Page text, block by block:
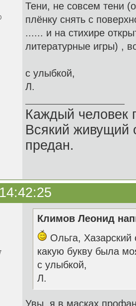
Тени, не совсем тени
плёнку снять с
...... и на стихире
литературные игры) ,
с улыбкой,
Л.
Каждый человек
Всякий живущий
предан.
Климов Леонид
Ольга, Хазарский
какую букву была
с улыбкой,
Л.
Увы, я в масках